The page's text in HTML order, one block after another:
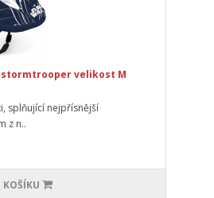
velikost M
splňující nejpřísnější
z n..